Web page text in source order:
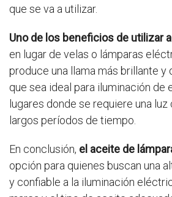
que se va a utilizar.
Uno de los beneficios de utilizar
en lugar de velas o lámparas
produce una llama más brillante y
que sea ideal para iluminación de
lugares donde se requiere una
largos períodos de tiempo.
En conclusión, el aceite de
opción para quienes buscan una
y confiable a la iluminación